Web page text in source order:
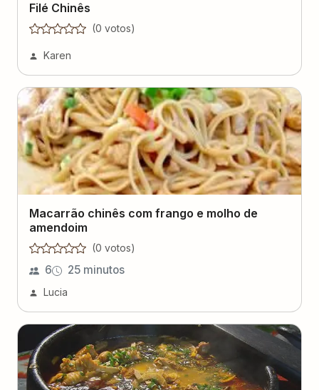
Filé Chinês
(0 votos)
Karen
Macarrão chinês com frango e molho de
amendoim
(0 votos)
6 25 minutos
Lucia